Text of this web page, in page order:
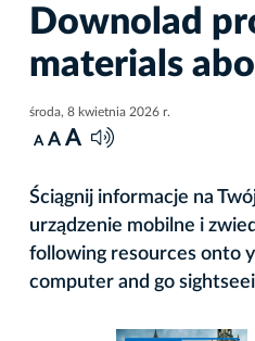
Downolad
materials
środa, 8 kwietnia 2026 r.
A A A
Ściągnij informacje na
urządzenie mobilne i
following resources onto
computer and go